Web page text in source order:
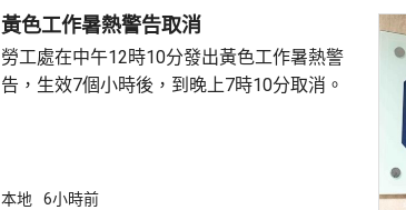
黃色工作暑熱警告取消
勞工處在中午12時10分發出黃色工作暑熱警
告，生效7個小時後，到晚上7時10分取消。
本地 6小時前